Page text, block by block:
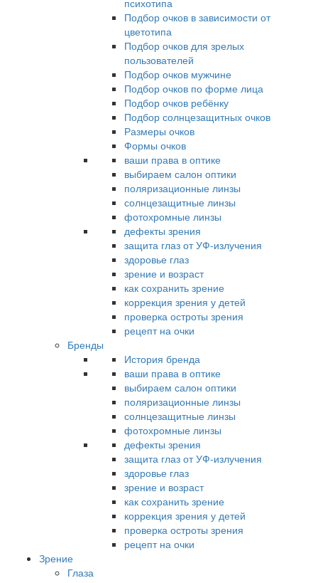
психотипа
Подбор очков в зависимости от
цветотипа
Подбор очков для зрелых
пользователей
Подбор очков мужчине
Подбор очков по форме лица
Подбор очков ребёнку
Подбор солнцезащитных очков
Размеры очков
Формы очков
ваши права в оптике
выбираем салон оптики
поляризационные линзы
солнцезащитные линзы
фотохромные линзы
дефекты зрения
защита глаз от УФ-излучения
здоровье глаз
зрение и возраст
как сохранить зрение
коррекция зрения у детей
проверка остроты зрения
рецепт на очки
Бренды
История бренда
ваши права в оптике
выбираем салон оптики
поляризационные линзы
солнцезащитные линзы
фотохромные линзы
дефекты зрения
защита глаз от УФ-излучения
здоровье глаз
зрение и возраст
как сохранить зрение
коррекция зрения у детей
проверка остроты зрения
рецепт на очки
Зрение
Глаза